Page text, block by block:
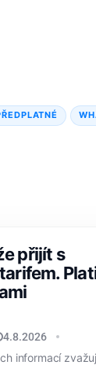
přijít s
4.8.2026
informací